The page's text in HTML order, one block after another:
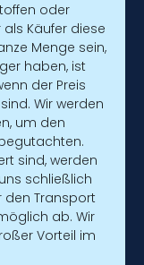
oder
Käufer diese
Menge sein,
haben, ist
der Preis
Wir werden
um den
sind, werden
schließlich
den Transport
ab. Wir
Vorteil im